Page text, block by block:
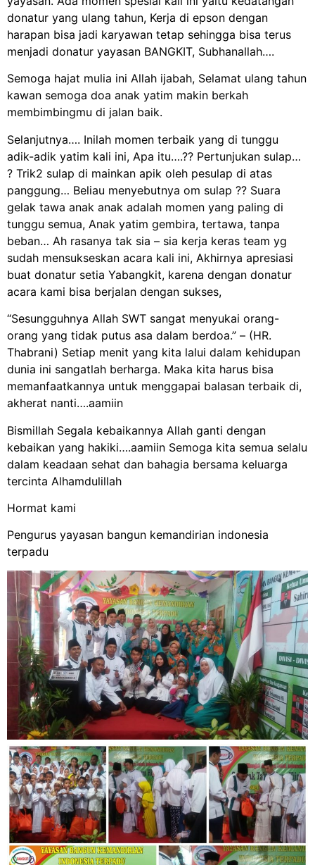
donatur yang ulang tahun, Kerja di epson dengan
harapan bisa jadi karyawan tetap sehingga bisa terus
menjadi donatur yayasan BANGKIT, Subhanallah….
Semoga hajat mulia ini Allah ijabah, Selamat ulang tahun
kawan semoga doa anak yatim makin berkah
membimbingmu di jalan baik.
Selanjutnya…. Inilah momen terbaik yang di tunggu
adik-adik yatim kali ini, Apa itu….?? Pertunjukan sulap…
? Trik2 sulap di mainkan apik oleh pesulap di atas
panggung… Beliau menyebutnya om sulap ?? Suara
gelak tawa anak anak adalah momen yang paling di
tunggu semua, Anak yatim gembira, tertawa, tanpa
beban… Ah rasanya tak sia – sia kerja keras team yg
sudah mensukseskan acara kali ini, Akhirnya apresiasi
buat donatur setia Yabangkit, karena dengan donatur
acara kami bisa berjalan dengan sukses,
“Sesungguhnya Allah SWT sangat menyukai orang-
orang yang tidak putus asa dalam berdoa.” – (HR.
Thabrani) Setiap menit yang kita lalui dalam kehidupan
dunia ini sangatlah berharga. Maka kita harus bisa
memanfaatkannya untuk menggapai balasan terbaik di,
akherat nanti….aamiin
Bismillah Segala kebaikannya Allah ganti dengan
kebaikan yang hakiki….aamiin Semoga kita semua selalu
dalam keadaan sehat dan bahagia bersama keluarga
tercinta Alhamdulillah
Hormat kami
Pengurus yayasan bangun kemandirian indonesia
terpadu